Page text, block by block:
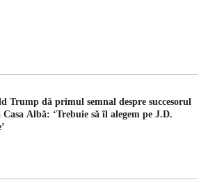
Trump dă primul semnal despre succesorul
Casa Albă: ‘Trebuie să îl alegem pe J.D.